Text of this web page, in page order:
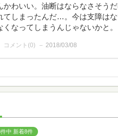
かわいい。油断はならなさそう
てしまったんだ…。今は支障は
なってしまうんじゃないかと。
コメント(0) 2018/03/08
中 新着8件